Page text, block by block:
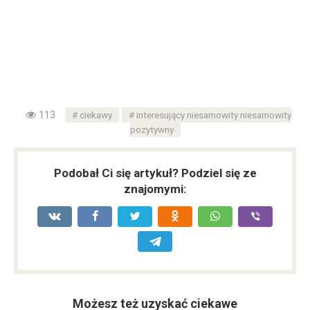
113 ciekawy
interesujący niesamowity niesamowity
pozytywny
Podobał Ci się artykuł? Podziel się ze
znajomymi:
Możesz też uzyskać ciekawe